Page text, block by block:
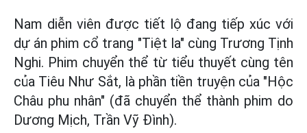
Nam diễn viên được tiết lộ đang tiếp xúc với
dự án phim cổ trang "Tiệt la" cùng Trương Tịnh
Nghi. Phim chuyển thể từ tiểu thuyết cùng tên
của Tiêu Như Sắt, là phần tiền truyện của "Hộc
Châu phu nhân" (đã chuyển thể thành phim do
Dương Mịch, Trần Vỹ Đình).